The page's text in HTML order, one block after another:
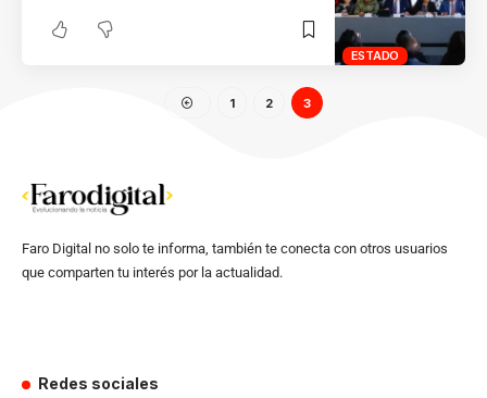
ESTADO
1 2 3
Faro Digital no solo te informa, también te conecta con otros usuarios
que comparten tu interés por la actualidad.
Redes sociales